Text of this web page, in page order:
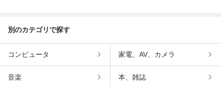
別のカテゴリで探す
コンピュータ 家電、AV、カメラ
音楽 本、雑誌